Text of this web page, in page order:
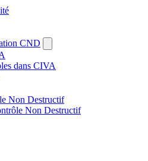
CND
dans CIVA
Non Destructif
Non Destructif